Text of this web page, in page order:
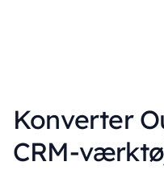
Konverter
CRM-